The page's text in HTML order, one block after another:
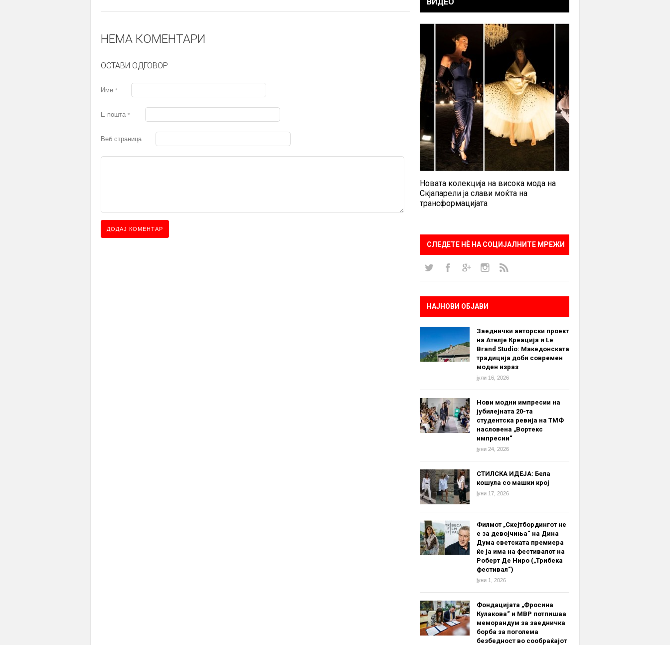
НЕМА КОМЕНТАРИ
ОСТАВИ ОДГОВОР
Име *
Е-пошта *
Веб страница
Новата колекција на висока мода на
Скјапарели ја слави моќта на
трансформацијата
СЛЕДЕТЕ НÈ НА СОЦИЈАЛНИТЕ МРЕЖИ
НАЈНОВИ ОБЈАВИ
Заеднички авторски проект
на Ателје Креација и Le
Brand Studio: Македонската
традиција доби современ
моден израз
јули 16, 2026
Нови модни импресии на
јубилејната 20-та
студентска ревија на ТМФ
насловена „Вортекс
импресии“
јуни 24, 2026
СТИЛСКА ИДЕЈА: Бела
кошула со машки крој
јуни 17, 2026
Филмот „Скејтбордингот не
е за девојчиња“ на Дина
Дума светската премиера
ќе ја има на фестивалот на
Роберт Де Ниро („Трибека
фестивал“)
јуни 1, 2026
Фондацијата „Фросина
Кулакова“ и МВР потпишаа
меморандум за заедничка
борба за поголема
безбедност во сообраќајот